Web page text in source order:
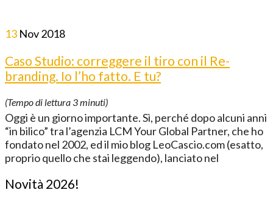
13 Nov2018
Caso Studio: correggere il tiro con il Re-
branding. Io l’ho fatto. E tu?
(Tempo di lettura 3minuti)
Oggi è un giorno importante. Sì, perché dopo alcuni anni
“in bilico” tra l’agenzia LCM Your Global Partner, che ho
fondato nel 2002, ed il mio blog LeoCascio.com (esatto,
proprio quello che stai leggendo), lanciato nel
Novità 2026!